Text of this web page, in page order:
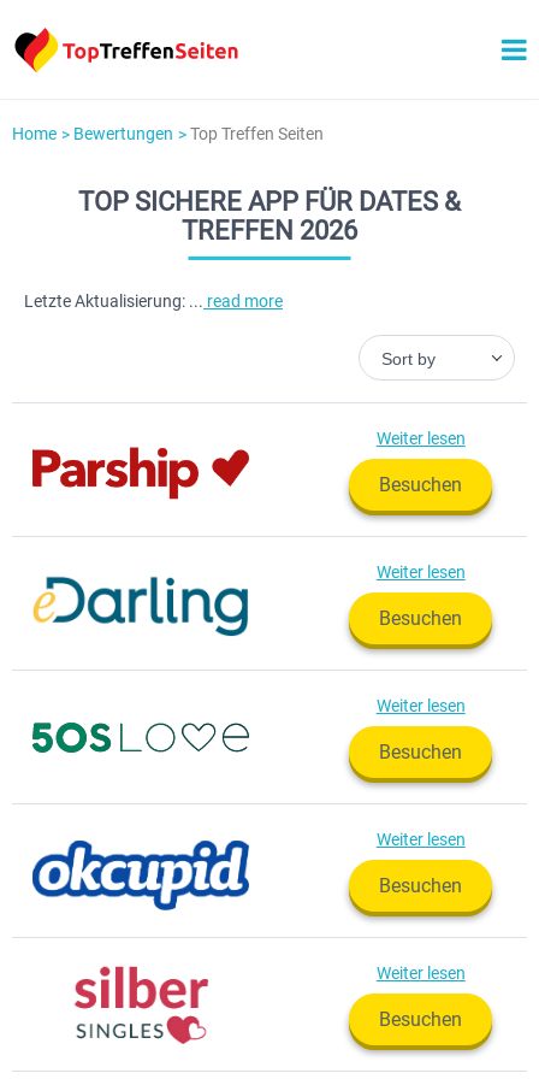
Home Bewertungen Top Treffen Seiten
TOP SICHERE APP FÜR DATES &
TREFFEN 2026
Letzte Aktualisierung: ... read more
Sort by
Weiter lesen
Besuchen
Weiter lesen
Besuchen
Weiter lesen
Besuchen
Weiter lesen
Besuchen
Weiter lesen
Besuchen